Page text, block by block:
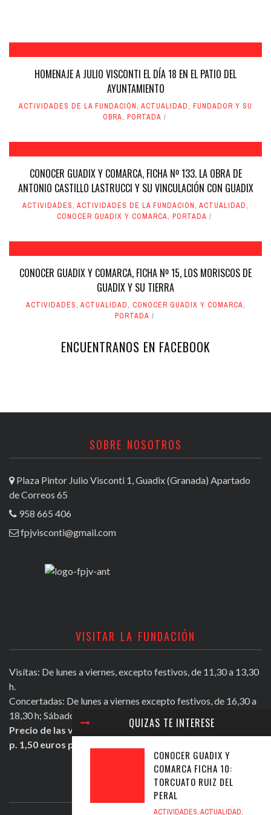
HOMENAJE A JULIO VISCONTI EL DÍA 18 EN EL PATIO DEL
AYUNTAMIENTO
ACTIVIDADES DE LA FUNDACIÓN, ACTUALIDAD, FUNDADOR Y SU
OBRA, PORTADA
CONOCER GUADIX Y COMARCA, FICHA Nº 133. LA OBRA DE
ANTONIO CASTILLO LASTRUCCI Y SU VINCULACIÓN CON GUADIX
ACTIVIDADES, ACTIVIDADES DE LA FUNDACIÓN, ACTUALIDAD,
CONOCER GUADIX Y COMARCA, PORTADA
CONOCER GUADIX Y COMARCA, FICHA Nº 15, LOS MORISCOS DE
GUADIX Y SU TIERRA
ACTIVIDADES, ACTUALIDAD, CONOCER GUADIX Y COMARCA,
PORTADA
QUIZAS TE INTERESE
CONOCER GUADIX Y
COMARCA FICHA 10:
TORCUATO RUIZ DEL
PERAL
ACTIVIDADES,ACTUALIDAD,
ENCUENTRANOS EN FACEBOOK
SOBRE NOSOTROS
Plaza Pintor Julio Visconti 1, Guadix (Granada) Apartado
de Correos 65
958 665 406
fpjvisconti@gmail.com
VISITAR LA FUNDACIÓN
Visítas: De lunes a viernes, excepto festivos, de 11,30 a 13,30
h.
Concertadas: De lunes a viernes excepto festivos, de 16,30 a
18,30 h; Sábados mañana de 11,30 a 13,30 h.
Precio de las visitas: Individual 2 euros. Grupos + de 10
p. 1,50 euros persona.
ULTIMOS TWEETS